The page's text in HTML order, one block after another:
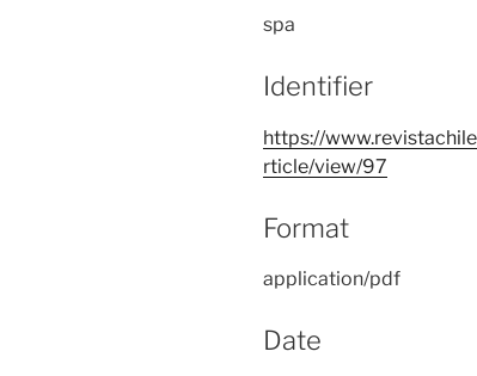
spa
Identifier
https://
rticle/view/97
Format
application/pdf
Date